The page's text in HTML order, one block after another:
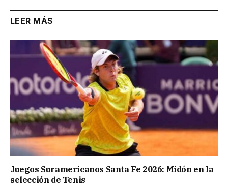
LEER MÁS
Juegos Suramericanos Santa Fe 2026: Midón en la
selección de Tenis